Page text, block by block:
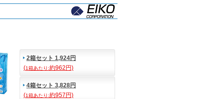
2箱セット 1,924円
(1箱あたり:約962円)
4箱セット 3,828円
(1箱あたり:約957円)